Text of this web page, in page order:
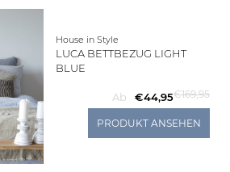
House in Style
LUCA BETTBEZUG LIGHT
BLUE
Ab €44,95€169,95
PRODUKT ANSEHEN